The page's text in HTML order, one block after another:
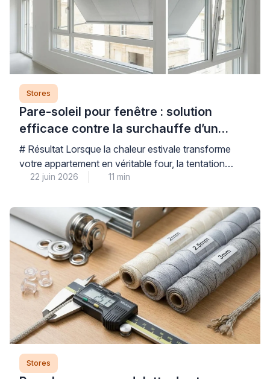
Stores
Pare-soleil pour fenêtre : solution
efficace contre la surchauffe d’un
appartement ?
# Résultat Lorsque la chaleur estivale transforme
votre appartement en véritable four, la tentation
d’installer un pare-soleil automobile sur vos fenêtres
cette option de fortune peut dépanner
temporairement, elle comporte des risques réels pour
vos menuiseries – notamment le choc thermique sur
les doubles vitrages – et […]
22 juin 2026 11 min
Stores